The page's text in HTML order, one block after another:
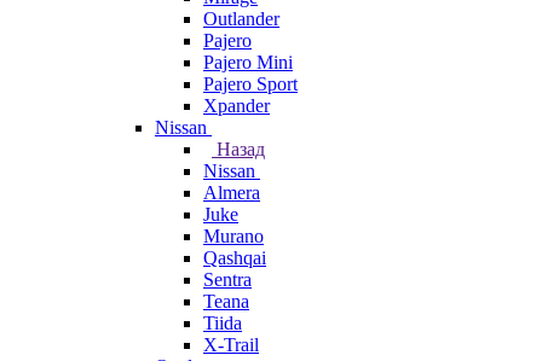
Outlander
Pajero
Pajero Mini
Pajero Sport
Xpander
Nissan
Назад
Nissan
Almera
Juke
Murano
Qashqai
Sentra
Teana
Tiida
X-Trail